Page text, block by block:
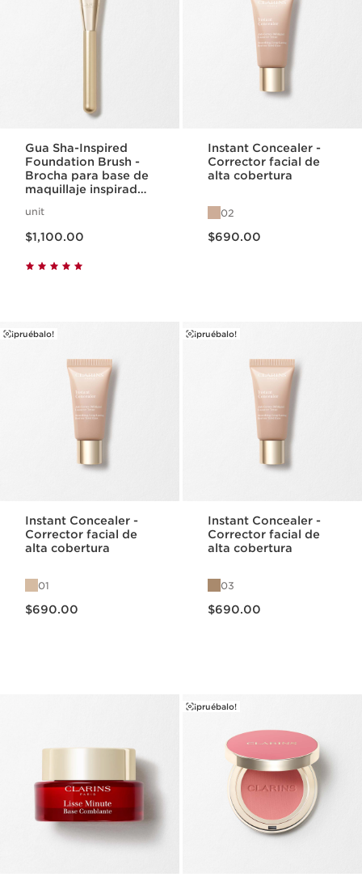
Gua Sha-Inspired
Foundation Brush -
Brocha para base de
maquillaje inspirada
unit
$1,100.00
Instant Concealer -
Corrector facial de
alta cobertura
02
$690.00
¡pruébalo!
Instant Concealer -
Corrector facial de
alta cobertura
01
$690.00
¡pruébalo!
Instant Concealer -
Corrector facial de
alta cobertura
03
$690.00
¡pruébalo!